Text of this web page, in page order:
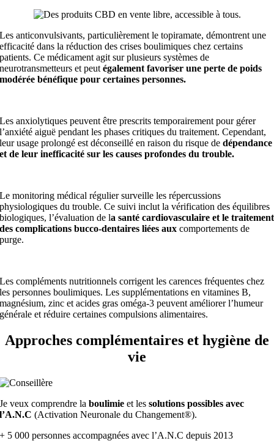
Les anticonvulsivants, particulièrement le topiramate, démontrent une
efficacité dans la réduction des crises boulimiques chez certains
patients. Ce médicament agit sur plusieurs systèmes de
neurotransmetteurs et peutégalement favoriser une perte de poids
modérée bénéfique pour certaines personnes.
Les anxiolytiques peuvent être prescrits temporairement pour gérer
l’anxiété aiguë pendant les phases critiques du traitement. Cependant,
leur usage prolongé est déconseillé en raison du risque dedépendance
et de leur inefficacité sur les causes profondes du trouble.
Le monitoring médical régulier surveille les répercussions
physiologiques du trouble. Ce suivi inclut la vérification des équilibres
biologiques, l’évaluation de la santé cardiovasculaire et le traitement
des complications bucco-dentaires liées aux comportements de
purge.
Les compléments nutritionnels corrigent les carences fréquentes chez
les personnes boulimiques. Les supplémentations en vitamines B,
magnésium, zinc et acides gras oméga-3 peuvent améliorer l’humeur
générale et réduire certaines compulsions alimentaires.
Approches complémentaires et hygiène de
vie
Je veux comprendre laboulimie et lessolutions possibles avec
l’A.N.C (Activation Neuronale du Changement®).
+ 5 000 personnes accompagnées avec l’A.N.C depuis 2013